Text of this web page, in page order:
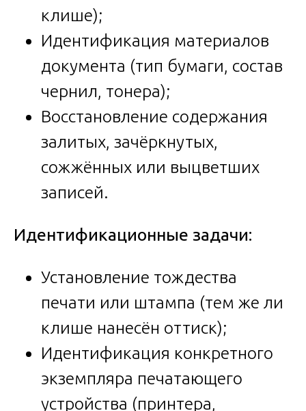
клише);
Идентификация материалов
документа (тип бумаги, состав
чернил, тонера);
Восстановление содержания
залитых, зачёркнутых,
сожжённых или выцветших
записей.
Идентификационные задачи:
Установление тождества
печати или штампа (тем же ли
клише нанесён оттиск);
Идентификация конкретного
экземпляра печатающего
устройства (принтера,